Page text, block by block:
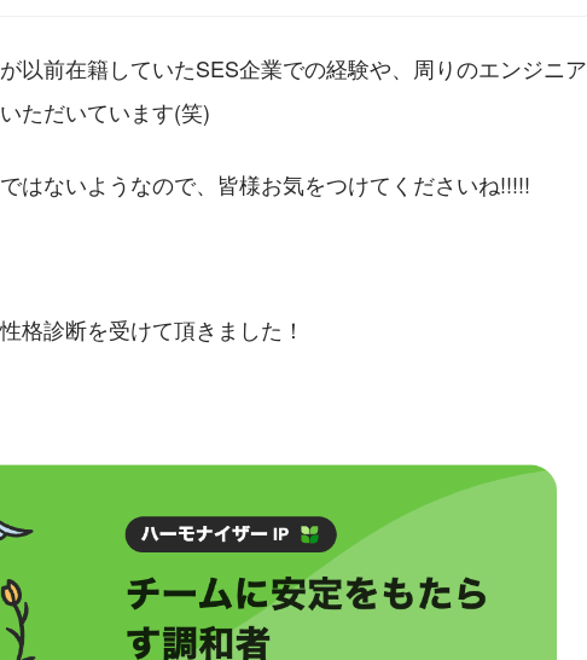
以前在籍していたSES企業での経験や、周りのエンジニア
ただいています(笑)
はないようなので、皆様お気をつけてくださいね!!!!!
格診断を受けて頂きました！